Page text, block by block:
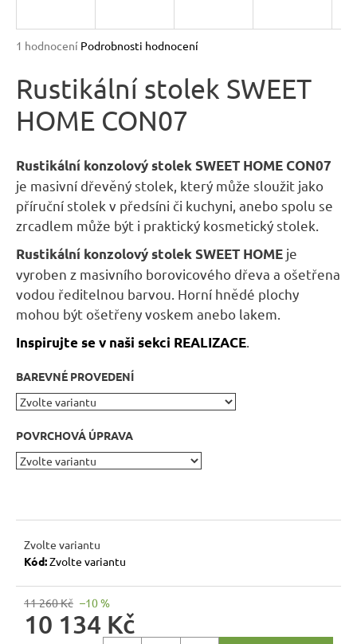
Průměrné
produktu
je
5,0
z
hvězdiček.
1 hodnocení Podrobnosti hodnocení
Rustikální stolek SWEET
HOME CON07
Rustikální konzolový stolek SWEET HOMECON07
je masivní dřevěný stolek, který může sloužit jako
příruční stolek v předsíni či kuchyni, anebo spolu se
zrcadlem může být i praktický kosmetický stolek.
Rustikální konzolový stolek SWEET HOME je
vyroben z masivního borovicového dřeva a ošetřena
vodou ředitelnou barvou. Horní hnědé plochy
mohou být ošetřeny voskem anebo lakem.
Inspirujte se v naši sekci REALIZACE
BAREVNÉ PROVEDENÍ
POVRCHOVÁ ÚPRAVA
Zvolte variantu
Kód:Zvolte variantu
11 260 Kč –10 %
10 134 Kč
A
a
í
t
?
HLEDAT
D
o
p
o
u
č
j
e
RUSTIKÁLNÍ
ŽIDLE
SWEET
HOME
SIL25
601